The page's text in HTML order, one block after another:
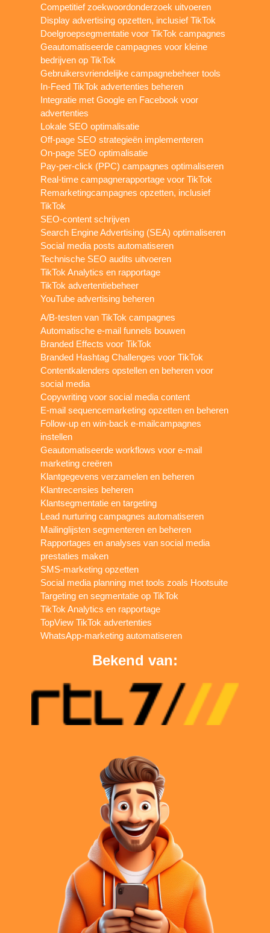
Competitief zoekwoordonderzoek uitvoeren
Display advertising opzetten, inclusief TikTok
Doelgroepsegmentatie voor TikTok campagnes
Geautomatiseerde campagnes voor kleine
bedrijven op TikTok
Gebruikersvriendelijke campagnebeheer tools
In-Feed TikTok advertenties beheren
Integratie met Google en Facebook voor
advertenties
Lokale SEO optimalisatie
Off-page SEO strategieën implementeren
On-page SEO optimalisatie
Pay-per-click (PPC) campagnes optimaliseren
Real-time campagnerapportage voor TikTok
Remarketingcampagnes opzetten, inclusief
TikTok
SEO-content schrijven
Search Engine Advertising (SEA) optimaliseren
Social media posts automatiseren
Technische SEO audits uitvoeren
TikTok Analytics en rapportage
TikTok advertentiebeheer
YouTube advertising beheren
A/B-testen van TikTok campagnes
Automatische e-mail funnels bouwen
Branded Effects voor TikTok
Branded Hashtag Challenges voor TikTok
Contentkalenders opstellen en beheren voor
social media
Copywriting voor social media content
E-mail sequencemarketing opzetten en beheren
Follow-up en win-back e-mailcampagnes
instellen
Geautomatiseerde workflows voor e-mail
marketing creëren
Klantgegevens verzamelen en beheren
Klantrecensies beheren
Klantsegmentatie en targeting
Lead nurturing campagnes automatiseren
Mailinglijsten segmenteren en beheren
Rapportages en analyses van social media
prestaties maken
SMS-marketing opzetten
Social media planning met tools zoals Hootsuite
Targeting en segmentatie op TikTok
TikTok Analytics en rapportage
TopView TikTok advertenties
WhatsApp-marketing automatiseren
Bekend van: